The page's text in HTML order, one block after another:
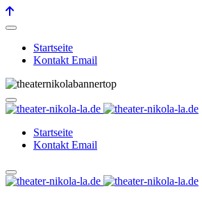
Startseite
Kontakt Email
Startseite
Kontakt Email